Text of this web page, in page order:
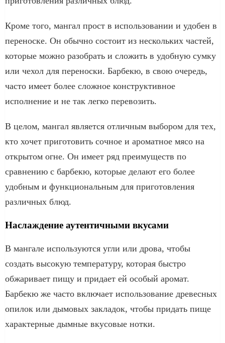
Кроме того, мангал прост в использовании и удобен в
переноске. Он обычно состоит из нескольких частей,
которые можно разобрать и сложить в удобную сумку
или чехол для переноски. Барбекю, в свою очередь,
часто имеет более сложное конструктивное
исполнение и не так легко перевозить.
В целом, мангал является отличным выбором для тех,
кто хочет приготовить сочное и ароматное мясо на
открытом огне. Он имеет ряд преимуществ по
сравнению с барбекю, которые делают его более
удобным и функциональным для приготовления
различных блюд.
Наслаждение аутентичными вкусами
В мангале используются угли или дрова, чтобы
создать высокую температуру, которая быстро
обжаривает пищу и придает ей особый аромат.
Барбекю же часто включает использование древесных
опилок или дымовых закладок, чтобы придать пище
характерные дымные вкусовые нотки.